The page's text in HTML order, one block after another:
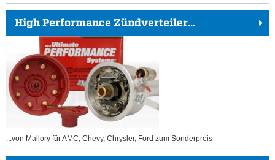
High Performance Zündverteiler...
...von Mallory für AMC, Chevy, Chrysler, Ford zum Sonderpreis